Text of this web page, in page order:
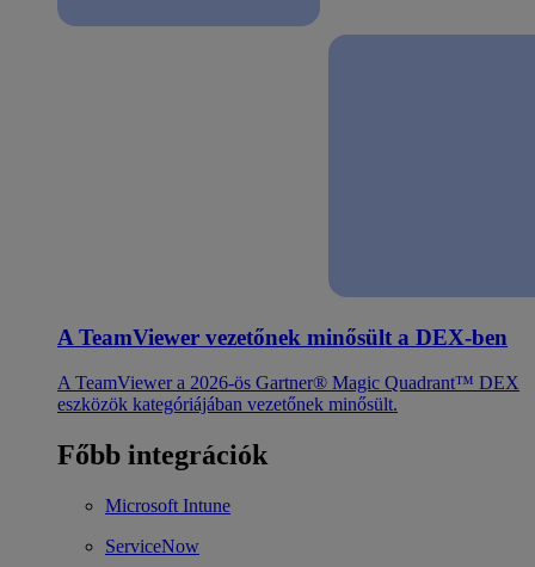
A TeamViewer vezetőnek minősült a DEX-ben
A TeamViewer a 2026-ös Gartner® Magic Quadrant™ DEX
eszközök kategóriájában vezetőnek minősült.
Főbb integrációk
Microsoft Intune
ServiceNow